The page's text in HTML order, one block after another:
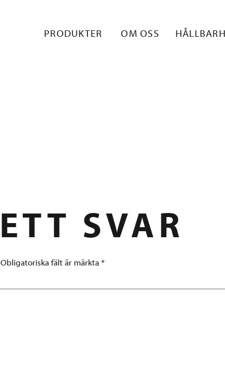
PRODUKTER OM OSS
1
SVAR
Obligatoriska fält är märkta *